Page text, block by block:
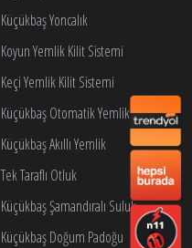
Küçükbaş Yoncalık
Koyun Yemlik Kilit Sistemi
Keçi Yemlik Kilit Sistemi
Küçükbaş Otomatik Yemlik Kilidi
Küçükbaş Akıllı Yemlik
Tek Taraflı Otluk
Küçükbaş Şamandıralı Suluk
Küçükbaş Doğum Padoğu